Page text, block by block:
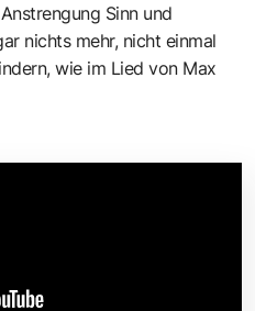
Sinn und
nichts mehr, nicht einmal
wie im Lied von Max